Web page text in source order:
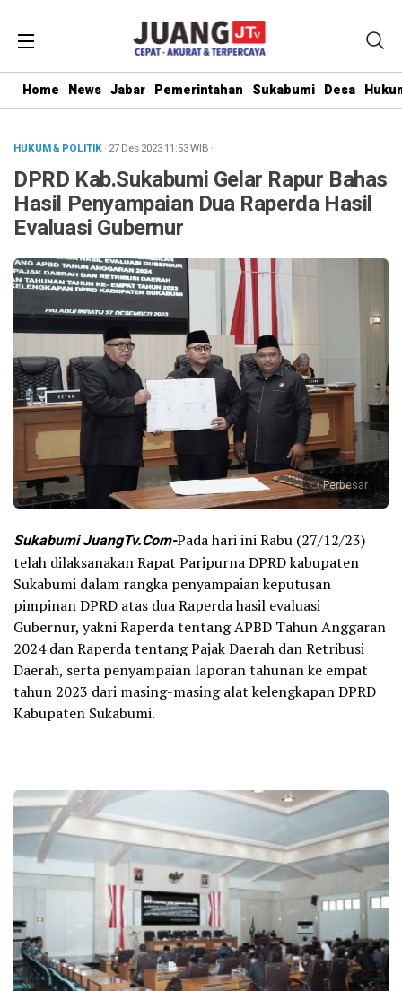
Home News Jabar Pemerintahan Sukabumi Desa
HUKUM & POLITIK· 27 Des 202311:53WIB ·
DPRD Kab.Sukabumi Gelar Rapur Bahas
Hasil Penyampaian Dua Raperda Hasil
Evaluasi Gubernur
Perbesar
Sukabumi JuangTv.Com-Pada hari ini Rabu (27/12/23)
telah dilaksanakan Rapat Paripurna DPRD kabupaten
Sukabumi dalam rangka penyampaian keputusan
pimpinan DPRD atas dua Raperda hasil evaluasi
Gubernur, yakni Raperda tentang APBD Tahun Anggaran
2024 dan Raperda tentang Pajak Daerah dan Retribusi
Daerah, serta penyampaian laporan tahunan ke empat
tahun 2023 dari masing-masing alat kelengkapan DPRD
Kabupaten Sukabumi.